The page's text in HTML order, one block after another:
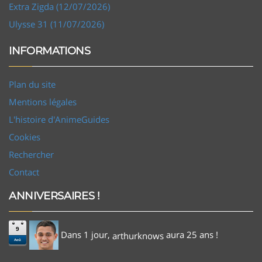
Extra Zigda (12/07/2026)
Ulysse 31 (11/07/2026)
INFORMATIONS
Plan du site
Mentions légales
L'histoire d'AnimeGuides
Cookies
Rechercher
Contact
ANNIVERSAIRES !
9
Aoû Dans 1 jour, arthurknows aura 25 ans !